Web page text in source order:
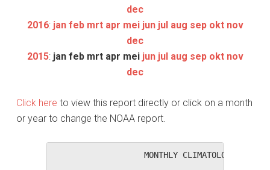
dec
2016: jan feb mrt apr mei jun jul aug sep okt nov
dec
2015: jan feb mrt apr mei jun jul aug sep okt nov
dec
Click here to view this report directly or click on a month
or year to change the NOAA report.
MONTHLY CLIMATOLOGICAL